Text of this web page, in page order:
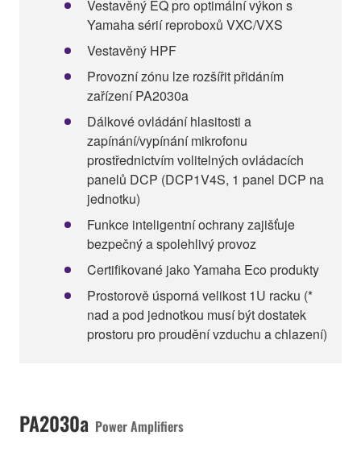
Vestavěný EQ pro optimální výkon s
Yamaha sérií reproboxů VXC/VXS
Vestavěný HPF
Provozní zónu lze rozšířit přidáním
zařízení PA2030a
Dálkové ovládání hlasitosti a
zapínání/vypínání mikrofonu
prostřednictvím volitelných ovládacích
panelů DCP (DCP1V4S, 1 panel DCP na
jednotku)
Funkce inteligentní ochrany zajišťuje
bezpečný a spolehlivý provoz
Certifikované jako Yamaha Eco produkty
Prostorově úsporná velikost 1U racku (*
nad a pod jednotkou musí být dostatek
prostoru pro proudění vzduchu a chlazení)
PA2030a Power Amplifiers